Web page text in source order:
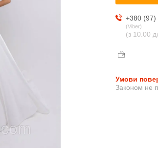
+380 (97)
Viber
(з 10.00
Законом не